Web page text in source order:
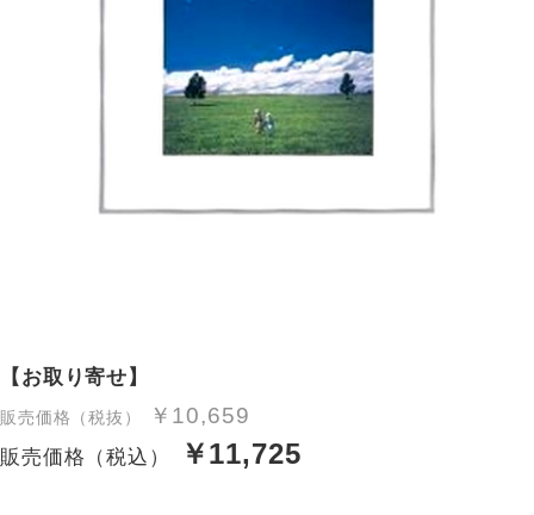
【お取り寄せ】
販売価格（税抜） ￥10,659
販売価格（税込） ￥11,725